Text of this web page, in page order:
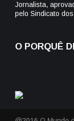
Jornalista,
pelo Sindicato
O PORQUÊ